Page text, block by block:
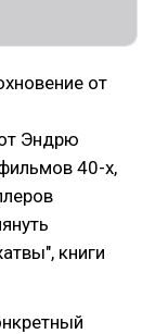
от
Эндрю
40-х,
книги